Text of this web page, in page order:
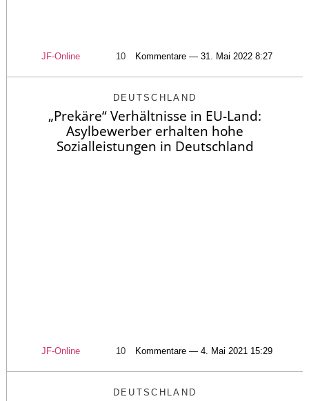
JF-Online 10 Kommentare — 31. Mai 2022 8:27
DEUTSCHLAND
„Prekäre“ Verhältnisse in EU-Land:
Asylbewerber erhalten hohe
Sozialleistungen in Deutschland
JF-Online 10 Kommentare — 4. Mai 2021 15:29
DEUTSCHLAND